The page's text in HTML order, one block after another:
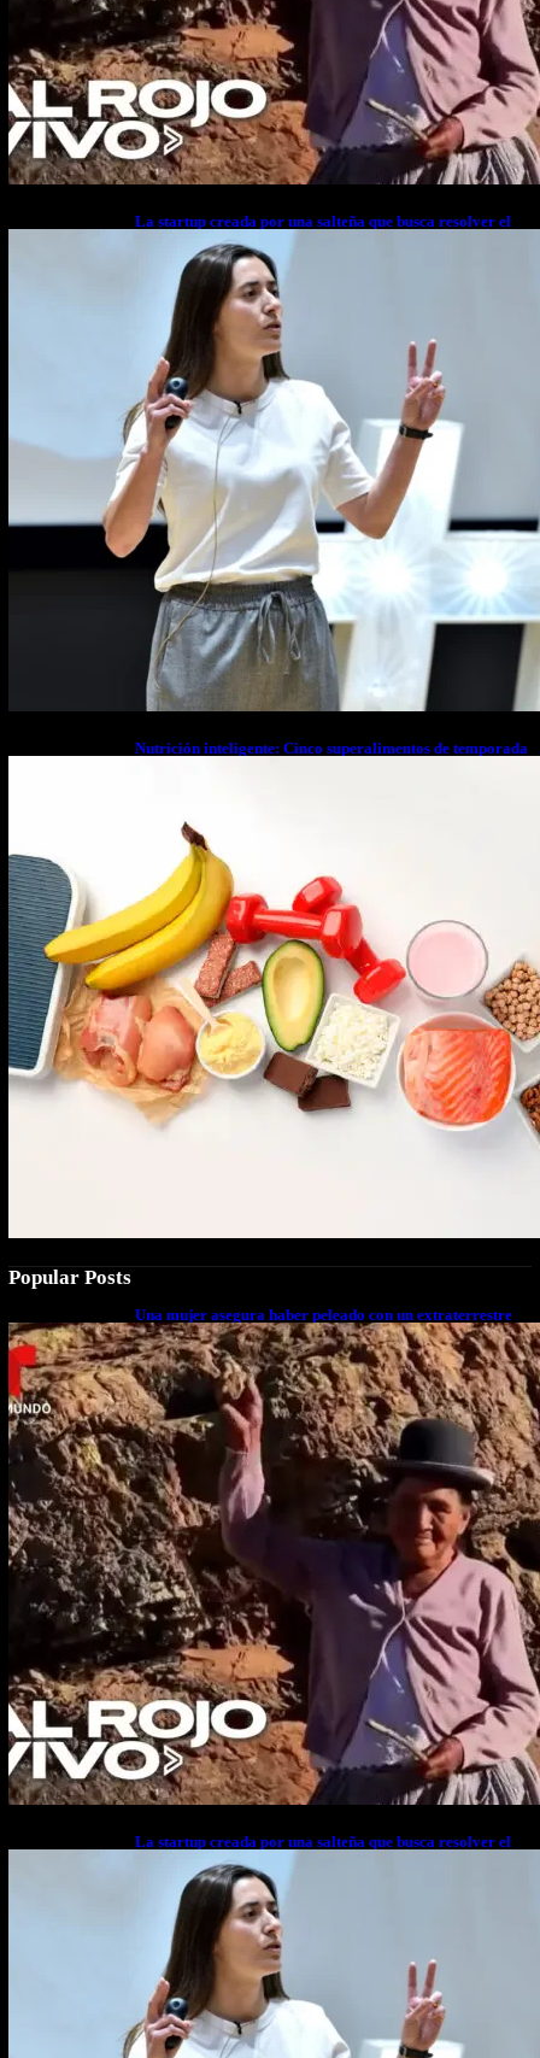
La startup creada por una salteña que busca resolver el
estrés financiero en Latinoamérica
Nutrición inteligente: Cinco superalimentos de temporada
Popular Posts
Una mujer asegura haber peleado con un extraterrestre
cuerpo a cuerpo
La startup creada por una salteña que busca resolver el
estrés financiero en Latinoamérica